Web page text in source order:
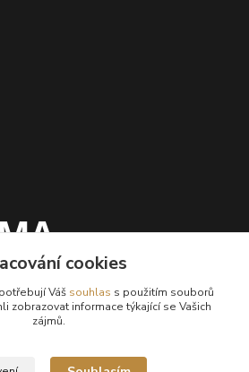
cookies
Váš souhlas s použitím souborů
zobrazovat informace týkající se Vašich
zájmů.